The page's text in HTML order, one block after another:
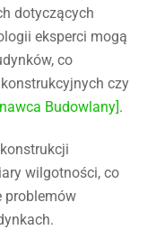
dotyczących
eksperci mogą
co
czy
Budowlany].
wilgotności, co
problemów